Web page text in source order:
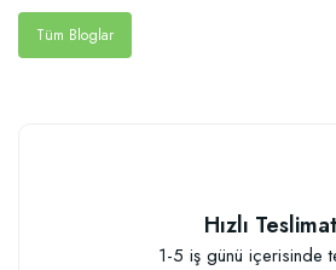
Tüm Bloglar
Hızlı Teslimat
1-5 iş günü içerisinde